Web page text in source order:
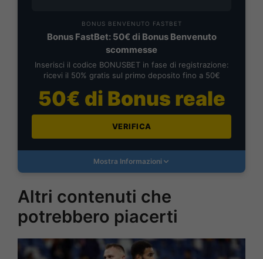
BONUS BENVENUTO FASTBET
Bonus FastBet: 50€ di Bonus Benvenuto
scommesse
Inserisci il codice BONUSBET in fase di registrazione:
ricevi il 50% gratis sul primo deposito fino a 50€
50€ di Bonus reale
VERIFICA
Mostra Informazioni
Altri contenuti che
potrebbero piacerti